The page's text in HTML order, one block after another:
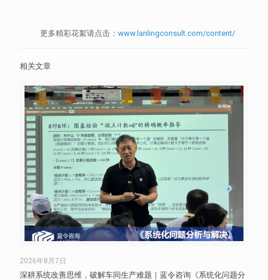
更多精彩花絮请点击： www.lanlingconsult.com/content/
相关文章
2026年8月7日
深耕系统改善思维，破解车间生产难题｜蓝令咨询《系统化问题分